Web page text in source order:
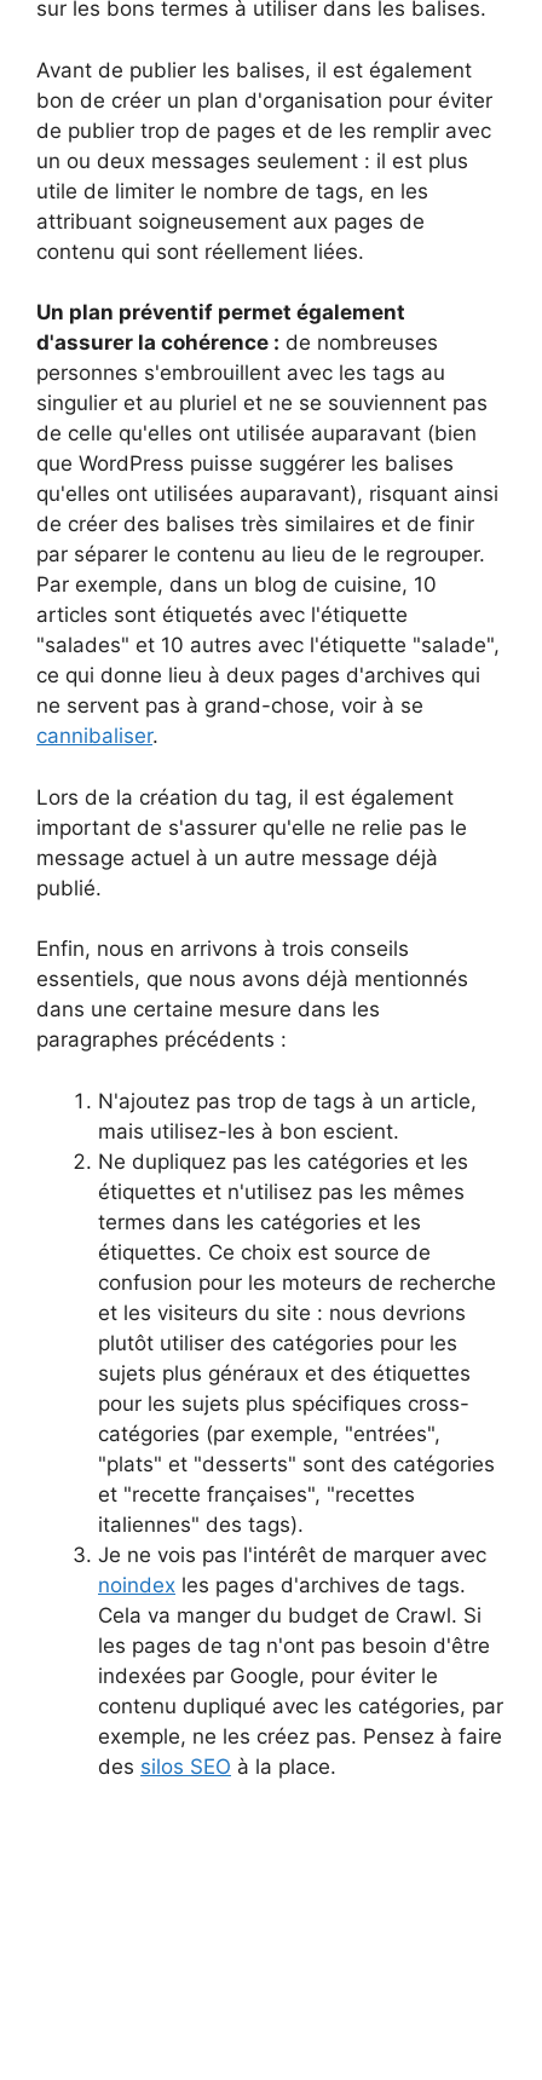
sur les bons termes à utiliser dans les balises.
Avant de publier les balises, il est également
bon de créer un plan d'organisation pour éviter
de publier trop de pages et de les remplir avec
un ou deux messages seulement : il est plus
utile de limiter le nombre de tags, en les
attribuant soigneusement aux pages de
contenu qui sont réellement liées.
Un plan préventif permet également
d'assurer la cohérence : de nombreuses
personnes s'embrouillent avec les tags au
singulier et au pluriel et ne se souviennent pas
de celle qu'elles ont utilisée auparavant (bien
que WordPress puisse suggérer les balises
qu'elles ont utilisées auparavant), risquant ainsi
de créer des balises très similaires et de finir
par séparer le contenu au lieu de le regrouper.
Par exemple, dans un blog de cuisine, 10
articles sont étiquetés avec l'étiquette
"salades" et 10 autres avec l'étiquette "salade",
ce qui donne lieu à deux pages d'archives qui
ne servent pas à grand-chose, voir à se
cannibaliser.
Lors de la création du tag, il est également
important de s'assurer qu'elle ne relie pas le
message actuel à un autre message déjà
publié.
Enfin, nous en arrivons à trois conseils
essentiels, que nous avons déjà mentionnés
dans une certaine mesure dans les
paragraphes précédents :
N'ajoutez pas trop de tags à un article,
mais utilisez-les à bon escient.
Ne dupliquez pas les catégories et les
étiquettes et n'utilisez pas les mêmes
termes dans les catégories et les
étiquettes. Ce choix est source de
confusion pour les moteurs de recherche
et les visiteurs du site : nous devrions
plutôt utiliser des catégories pour les
sujets plus généraux et des étiquettes
pour les sujets plus spécifiques cross-
catégories (par exemple, "entrées",
"plats" et "desserts" sont des catégories
et "recette françaises", "recettes
italiennes" des tags).
Je ne vois pas l'intérêt de marquer avec
noindex les pages d'archives de tags.
Cela va manger du budget de Crawl. Si
les pages de tag n'ont pas besoin d'être
indexées par Google, pour éviter le
contenu dupliqué avec les catégories, par
exemple, ne les créez pas. Pensez à faire
des silos SEO à la place.